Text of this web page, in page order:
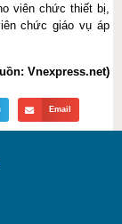
viên chức thiết bị,
chức giáo vụ áp
Vnexpress.net)
Email